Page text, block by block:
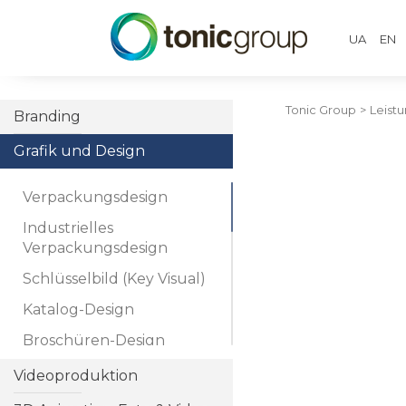
UA EN
Branding
Grafik und Design
Verpackungsdesign
Industrielles
Verpackungsdesign
Schlüsselbild (Key Visual)
Katalog-Design
Broschüren-Design
Booklet-Design
Ordner-Design
Videoproduktion
Tonic Group >